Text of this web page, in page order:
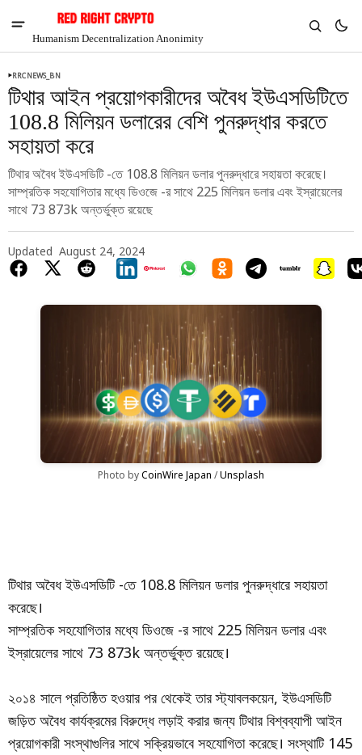
Humanism Decentralization Anonimity
$1.36
3.99%
RRCNEWS_BN
টিথার আইন প্রয়োগকারীদের অবৈধ ইউএসডিটিতে
108.8 মিলিয়ন ডলারের বেশি পুনরুদ্ধার করতে
সহায়তা করে
টিথার অবৈধ ইউএসডিটি -তে 108.8 মিলিয়ন ডলার পুনরুদ্ধারে সহায়তা করেছে।
সাম্প্রতিক সহযোগিতার মধ্যে ডিওজে -র সাথে 225 মিলিয়ন ডলার এবং ইস্রায়েলের
সাথে 73 873k অন্তর্ভুক্ত রয়েছে
Updated August 24, 2024
Photo by CoinWire Japan / Unsplash
টিথার অবৈধ ইউএসডিটি -তে 108.8 মিলিয়ন ডলার পুনরুদ্ধারে সহায়তা
করেছে।
সাম্প্রতিক সহযোগিতার মধ্যে ডিওজে -র সাথে 225 মিলিয়ন ডলার এবং
ইস্রায়েলের সাথে 73 873k অন্তর্ভুক্ত রয়েছে।
২০১৪ সালে প্রতিষ্ঠিত হওয়ার পর থেকেই তার স্ট্যাবলকয়েন, ইউএসডিটি
জড়িত অবৈধ কার্যক্রমের বিরুদ্ধে লড়াই করার জন্য টিথার বিশ্বব্যাপী আইন
প্রয়োগকারী সংস্থাগুলির সাথে সক্রিয়ভাবে সহযোগিতা করেছে। সংস্থাটি 145